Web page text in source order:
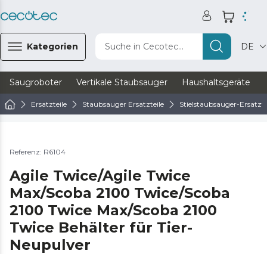
Kategorien Suche in Cecotec... DE
Saugroboter Vertikale Staubsauger Haushaltsgeräte
Ersatzteile Staubsauger Ersatzteile Stielstaubsauger-
Referenz: R6104
Agile Twice/Agile Twice
Max/Scoba 2100 Twice/Scoba
2100 Twice Max/Scoba 2100
Twice Behälter für Tier-
Neupulver